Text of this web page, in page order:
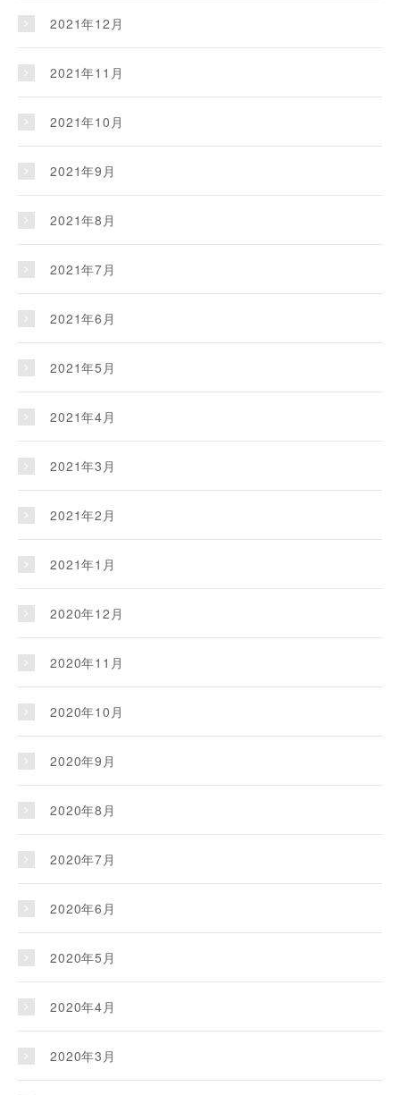
2021年12月
2021年11月
2021年10月
2021年9月
2021年8月
2021年7月
2021年6月
2021年5月
2021年4月
2021年3月
2021年2月
2021年1月
2020年12月
2020年11月
2020年10月
2020年9月
2020年8月
2020年7月
2020年6月
2020年5月
2020年4月
2020年3月